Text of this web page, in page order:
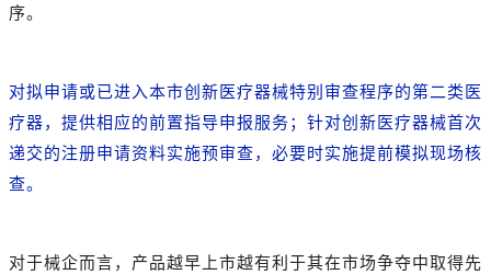
序。
对拟申请或已进入本市创新医疗器械特别审查程序的第二类医
疗器，提供相应的前置指导申报服务；针对创新医疗器械首次
递交的注册申请资料实施预审查，必要时实施提前模拟现场核
查。
对于械企而言，产品越早上市越有利于其在市场争夺中取得先